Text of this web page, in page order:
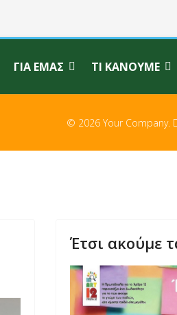
ΓΙΑ ΕΜΆΣ ΤΙ ΚΆΝΟΥΜΕ
© 2026 Your Company.
Έτσι ακούμε